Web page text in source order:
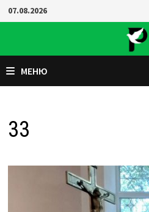
Перейти
к
07.08.2026
МЕНЮ
33